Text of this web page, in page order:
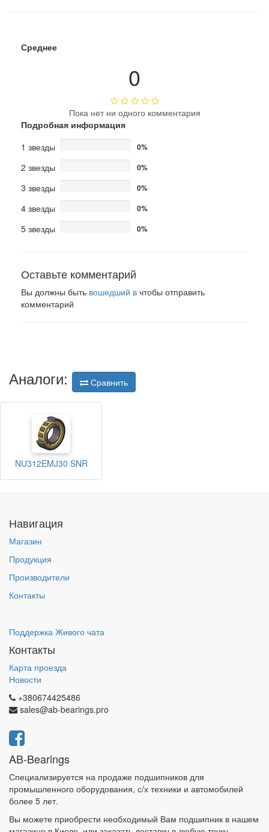
Среднее
0
Пока нет ни одного комментария
Подробная информация
1 звезды
0%
2 звезды 0%
3 звезды 0%
4 звезды 0%
5 звезды 0%
Оставьте комментарий
Вы должны быть вошедший в чтобы отправить
комментарий
Аналоги: Сравнить
NU312EMJ30 SNR
Навигация
Магазин
Продукция
Производители
Контакты
Поддержка Живого чата
Контакты
Карта проезда
Новости
+380674425486
sales@ab-bearings.pro
AB-Bearings
Специализируется на продаже подшипников для
промышленного оборудования, с/х техники и автомобилей
более 5 лет.
Вы можете приобрести необходимый Вам подшипник в нашем